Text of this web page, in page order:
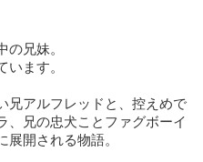
兄妹。
ます。
兄アルフレッドと、控えめで
、兄の忠犬ことファグボーイ
開される物語。